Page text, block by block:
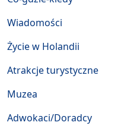
Wiadomości
Życie w Holandii
Atrakcje turystyczne
Muzea
Adwokaci/Doradcy